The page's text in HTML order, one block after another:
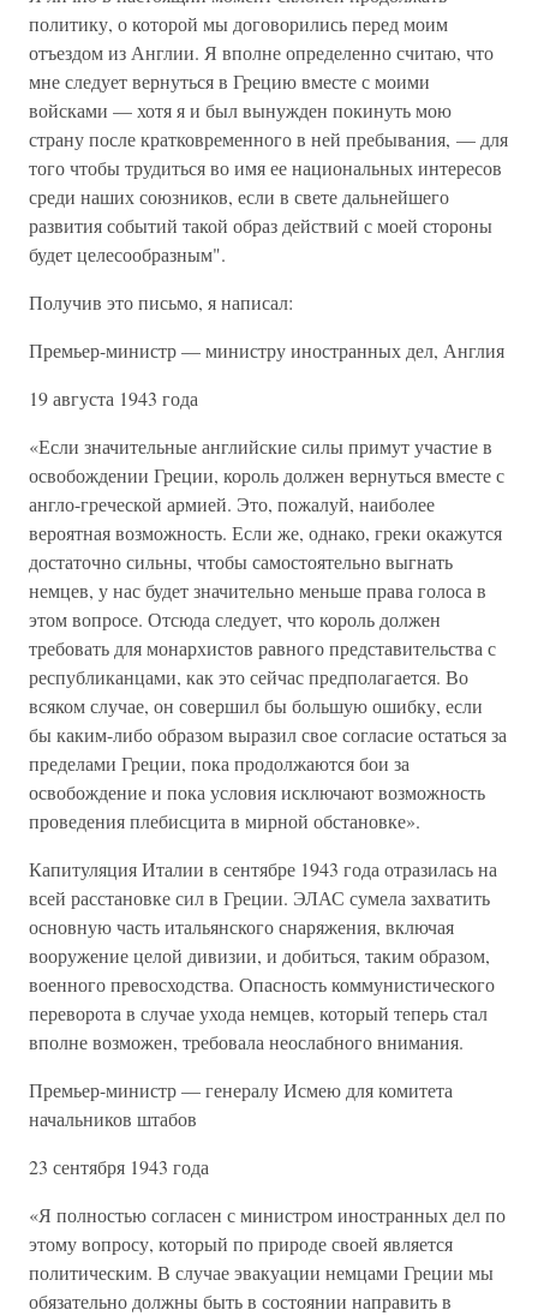
политику, о которой мы договорились перед моим
отъездом из Англии. Я вполне определенно считаю, что
мне следует вернуться в Грецию вместе с моими
войсками — хотя я и был вынужден покинуть мою
страну после кратковременного в ней пребывания, — для
того чтобы трудиться во имя ее национальных интересов
среди наших союзников, если в свете дальнейшего
развития событий такой образ действий с моей стороны
будет целесообразным".
Получив это письмо, я написал:
Премьер-министр — министру иностранных дел, Англия
19 августа 1943 года
«Если значительные английские силы примут участие в
освобождении Греции, король должен вернуться вместе с
англо-греческой армией. Это, пожалуй, наиболее
вероятная возможность. Если же, однако, греки окажутся
достаточно сильны, чтобы самостоятельно выгнать
немцев, у нас будет значительно меньше права голоса в
этом вопросе. Отсюда следует, что король должен
требовать для монархистов равного представительства с
республиканцами, как это сейчас предполагается. Во
всяком случае, он совершил бы большую ошибку, если
бы каким-либо образом выразил свое согласие остаться за
пределами Греции, пока продолжаются бои за
освобождение и пока условия исключают возможность
проведения плебисцита в мирной обстановке».
Капитуляция Италии в сентябре 1943 года отразилась на
всей расстановке сил в Греции. ЭЛАС сумела захватить
основную часть итальянского снаряжения, включая
вооружение целой дивизии, и добиться, таким образом,
военного превосходства. Опасность коммунистического
переворота в случае ухода немцев, который теперь стал
вполне возможен, требовала неослабного внимания.
Премьер-министр — генералу Исмею для комитета
начальников штабов
23 сентября 1943 года
«Я полностью согласен с министром иностранных дел по
этому вопросу, который по природе своей является
политическим. В случае эвакуации немцами Греции мы
обязательно должны быть в состоянии направить в